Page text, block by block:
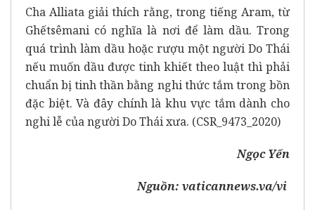
Cha Alliata giải thích rằng, trong tiếng Aram, từ
Ghếtsêmani có nghĩa là nơi để làm dầu. Trong
quá trình làm dầu hoặc rượu một người Do Thái
nếu muốn dầu được tinh khiết theo luật thì phải
chuẩn bị tinh thần bằng nghi thức tắm trong bồn
đặc biệt. Và đây chính là khu vực tắm dành cho
nghi lễ của người Do Thái xưa. (CSR_9473_2020)
Ngọc Yến
Nguồn: vaticannews.va/vi